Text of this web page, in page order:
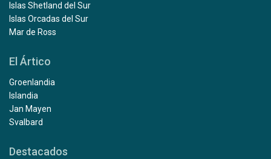
Islas Shetland del Sur
Islas Orcadas del Sur
Mar de Ross
El Ártico
Groenlandia
Islandia
Jan Mayen
Svalbard
Destacados